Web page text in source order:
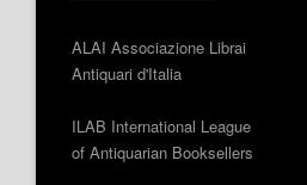
ALAI Associazione Librai
Antiquari d'Italia
ILAB International League
of Antiquarian Booksellers